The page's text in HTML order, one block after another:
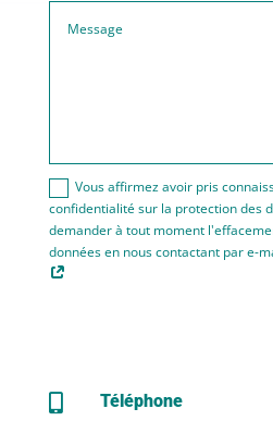
Vous affirmez avoir pris
confidentialité sur la protection des
demander à tout moment
données en nous contactant par e-

Téléphone